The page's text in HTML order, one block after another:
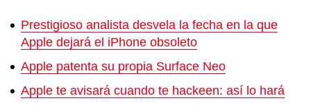
Prestigioso analista desvela la fecha en la que
Apple dejará el iPhone obsoleto
Apple patenta su propia Surface Neo
Apple te avisará cuando te hackeen: así lo hará